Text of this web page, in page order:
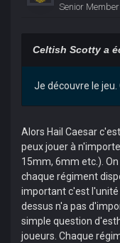
Senior Member
Celtish Scotty a
Je découvre le
Alors Hail Caesar
peux jouer à
15mm, 6mm etc.).
chaque régiment
important c'est l'unité
dessus n'a pas
simple question
joueurs. Chaque